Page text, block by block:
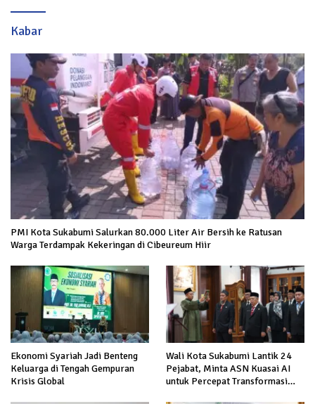
Kabar
PMI Kota Sukabumi Salurkan 80.000 Liter Air Bersih ke Ratusan
Warga Terdampak Kekeringan di Cibeureum Hiir
Ekonomi Syariah Jadi Benteng
Keluarga di Tengah Gempuran
Krisis Global
Wali Kota Sukabumi Lantik 24
Pejabat, Minta ASN Kuasai AI
untuk Percepat Transformasi